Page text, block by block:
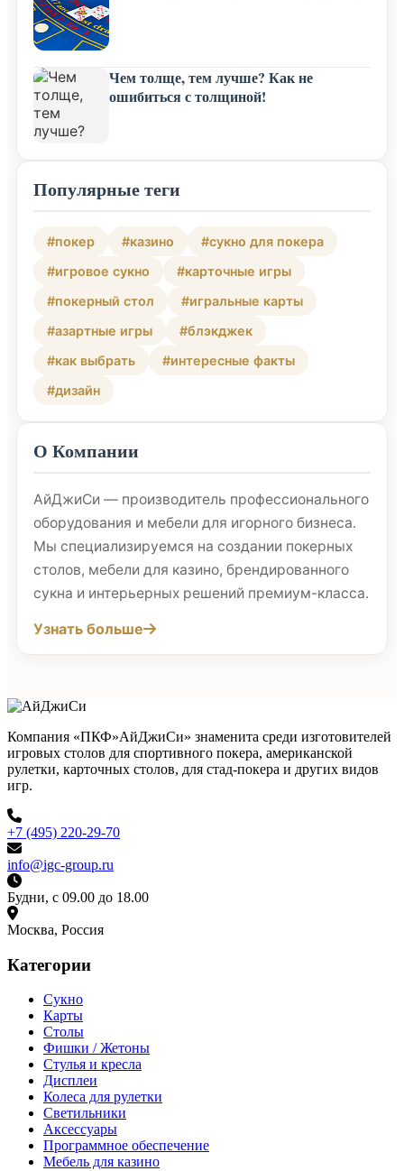
Чем толще, тем лучше? Как не
ошибиться с толщиной!
Популярные теги
#покер #казино
#сукно для покера
#игровое сукно
#карточные игры
#покерный стол
#игральные карты
#азартные игры
#блэкджек
#как выбрать
#интересные факты
#дизайн
О Компании
АйДжиСи — производитель профессионального
оборудования и мебели для игорного бизнеса.
Мы специализируемся на создании покерных
столов, мебели для казино, брендированного
сукна и интерьерных решений премиум-класса.
Узнать больше
Компания «ПКФ»АйДжиСи» знаменита среди изготовителей
игровых столов для спортивного покера, американской
рулетки, карточных столов, для стад-покера и других видов
игр.
+7 (495) 220-29-70
info@igc-group.ru
Будни, с 09.00 до 18.00
Москва, Россия
Категории
Сукно
Карты
Столы
Фишки / Жетоны
Стулья и кресла
Дисплеи
Колеса для рулетки
Светильники
Аксессуары
Программное обеспечение
Мебель для казино